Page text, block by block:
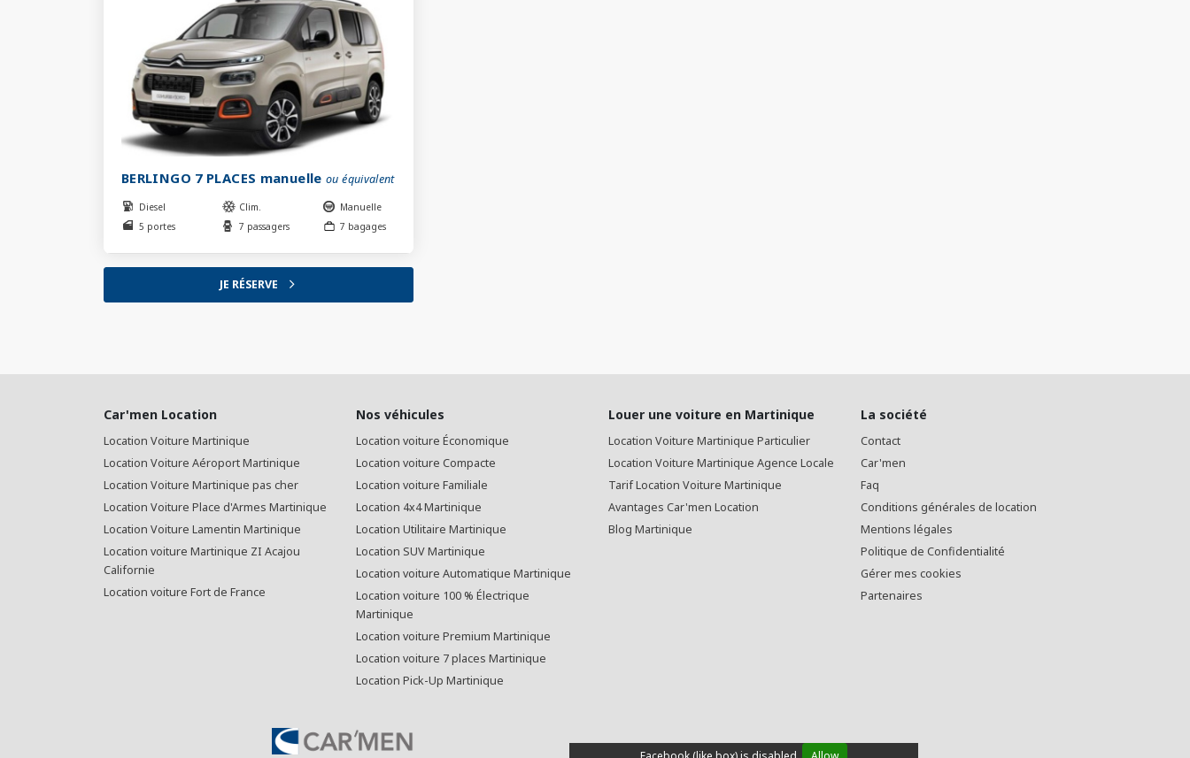
BERLINGO 7 PLACES manuelleou équivalent
Diesel Clim.
Manuelle
5 portes
7 passagers 7 bagages
JE RÉSERVE arrow_forward_ios
Car'men Location
Location Voiture Martinique
Location Voiture Aéroport Martinique
Location Voiture Martinique pas cher
Location Voiture Place d'Armes Martinique
Location Voiture Lamentin Martinique
Location voiture Martinique ZI Acajou
Californie
Location voiture Fort de France
Nos véhicules
Location voiture Économique
Location voiture Compacte
Location voiture Familiale
Location 4x4 Martinique
Location Utilitaire Martinique
Location SUV Martinique
Location voiture Automatique Martinique
Location voiture 100 % Électrique
Martinique
Location voiture Premium Martinique
Location voiture 7 places Martinique
Location Pick-Up Martinique
Louer une voiture en Martinique
Location Voiture Martinique Particulier
Location Voiture Martinique Agence Locale
Tarif Location Voiture Martinique
Avantages Car'men Location
Blog Martinique
La société
Contact
Car'men
Faq
Conditions générales de location
Mentions légales
Politique de Confidentialité
Gérer mes cookies
Partenaires